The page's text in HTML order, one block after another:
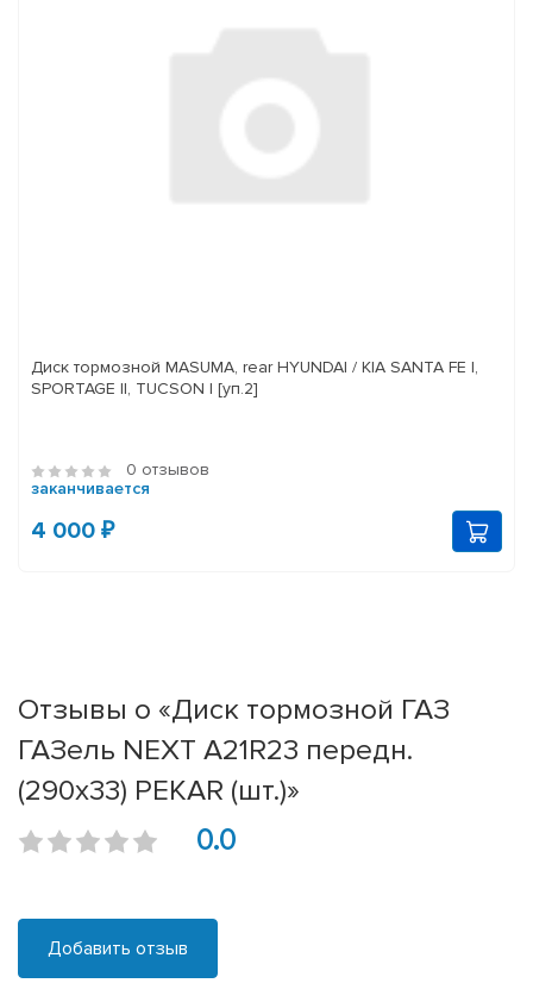
Диск тормозной MASUMA, rear HYUNDAI / KIA SANTA FE I,
SPORTAGE II, TUCSON I [уп.2]
0 отзывов
заканчивается
4 000 ₽
Отзывы о «Диск тормозной ГАЗ
ГАЗель NEXT A21R23 передн.
(290x33) PEKAR (шт.)»
0.0
Добавить отзыв